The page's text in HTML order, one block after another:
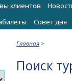
клиентов
Cовет дня
Главная >
Поиск